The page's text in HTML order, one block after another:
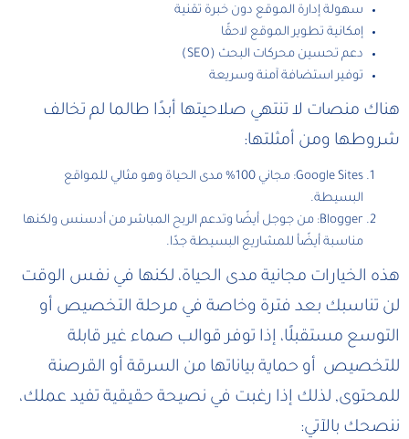
سهولة إدارة الموقع دون خبرة تقنية
إمكانية تطوير الموقع لاحقًا
دعم تحسين محركات البحث (SEO)
توفير استضافة آمنة وسريعة
هناك منصات لا تنتهي صلاحيتها أبدًا طالما لم تخالف
شروطها ومن أمثلتها:
Google Sites: مجاني 100% مدى الحياة وهو مثالي للمواقع
البسيطة.
Blogger: من جوجل أيضًا وتدعم الربح المباشر من أدسنس ولكنها
مناسبة أيضًأ للمشاريع البسيطة جدًا.
هذه الخيارات مجانية مدى الحياة، لكنها في نفس الوقت
لن تناسبك بعد فترة وخاصة في مرحلة التخصيص أو
التوسع مستقبلًا، إذا توفر قوالب صماء غير قابلة
للتخصيص أو حماية بياناتها من السرقة أو القرصنة
للمحتوى, لذلك إذا رغبت في نصيحة حقيقية تفيد عملك،
ننصحك بالآتي: